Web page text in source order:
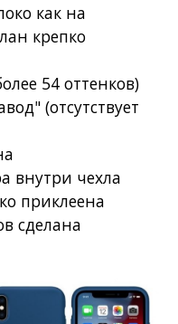
как на
крепко
54 оттенков)
(отсутствует
внутри чехла
приклеена
сделана